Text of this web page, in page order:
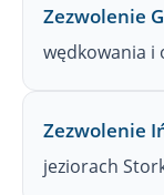
Zezwolenie
wędkowania i
Zezwolenie
jeziorach